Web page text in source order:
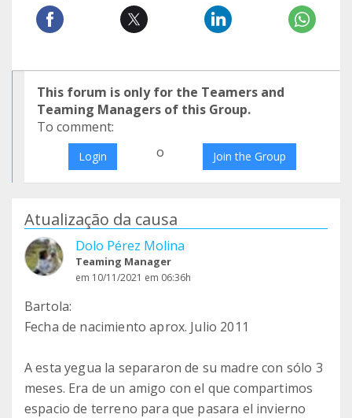
This forum is only for the Teamers and
Teaming Managers of this Group.
To comment:
Login o Join the Group
Atualização da causa
Dolo Pérez Molina
Teaming Manager
em 10/11/2021 em 06:36h
Bartola:
Fecha de nacimiento aprox. Julio 2011
A esta yegua la separaron de su madre con sólo 3
meses. Era de un amigo con el que compartimos
espacio de terreno para que pasara el invierno